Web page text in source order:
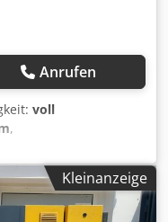
Anrufen
voll
,
min
hoher Reserve, inkl.
inkl. Zentralelektrik für
Steuerung! Dcjdpfx
Kleinanzeige